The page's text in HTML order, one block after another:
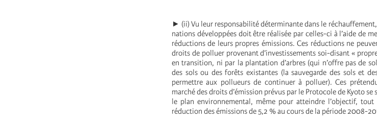
► (ii) Vu leur responsabilité déterminante dans le
nations développées doit être réalisée par celles-ci à l’aide de
réductions de leurs propres émissions. Ces réductions ne
droits de polluer provenant d’investissements soi-disant «
en transition, ni par la plantation d’arbres (qui n’offre pas de
des sols ou des forêts existantes (la sauvegarde des sols et
permettre aux pollueurs de continuer à polluer). Ces
marché des droits d’émission prévus par le Protocole de Kyoto
le plan environnemental, même pour atteindre l’objectif,
réduction des émissions de 5,2 % au cours de la période 2008-